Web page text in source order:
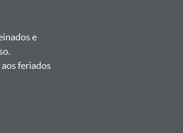
e
aos feriados